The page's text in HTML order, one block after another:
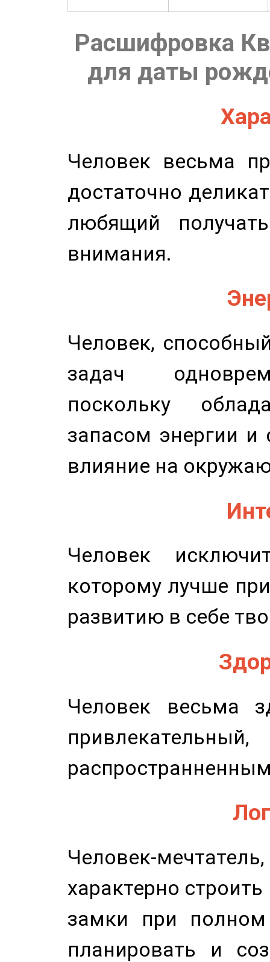
Расшифровка
для даты
Человек весьма
достаточно
любящий
внимания.
Человек,
задач
поскольку
запасом энергии и
влияние на
Человек
которому лучше
развитию в себе
Человек весьма
Человек-
характерно
замки при полном
планировать и